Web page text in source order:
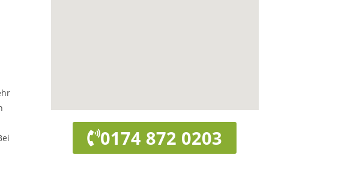
0174 872 0203